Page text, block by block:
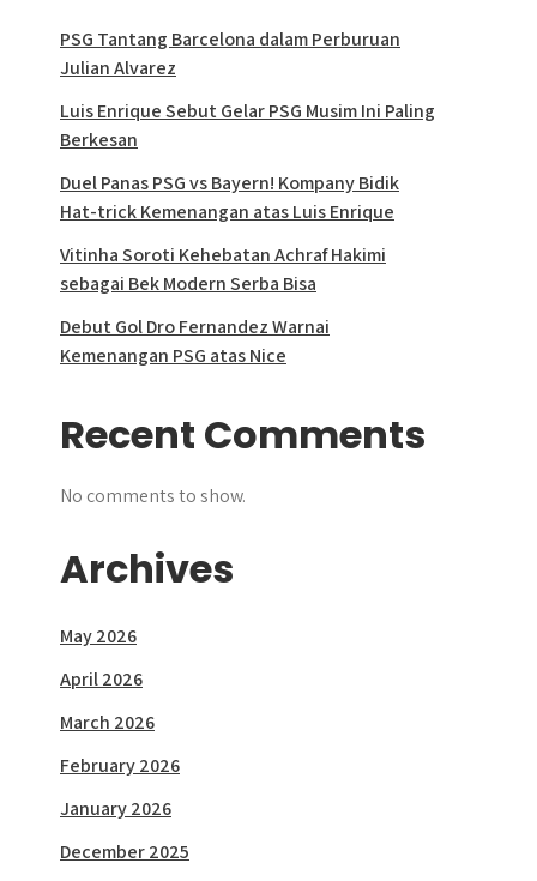
PSG Tantang Barcelona dalam Perburuan
Julian Alvarez
Luis Enrique Sebut Gelar PSG Musim Ini Paling
Berkesan
Duel Panas PSG vs Bayern! Kompany Bidik
Hat-trick Kemenangan atas Luis Enrique
Vitinha Soroti Kehebatan Achraf Hakimi
sebagai Bek Modern Serba Bisa
Debut Gol Dro Fernandez Warnai
Kemenangan PSG atas Nice
Recent Comments
No comments to show.
Archives
May 2026
April 2026
March 2026
February 2026
January 2026
December 2025